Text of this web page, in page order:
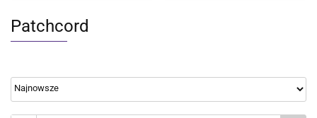
Patchcord